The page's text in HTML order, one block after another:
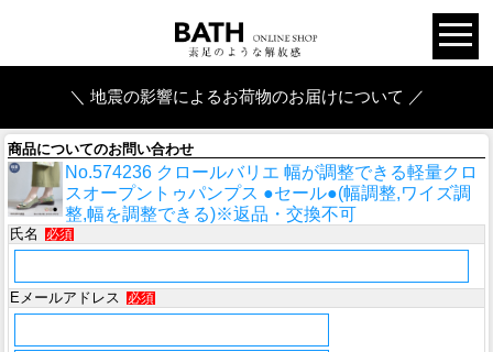
＼ 地震の影響によるお荷物のお届けについて ／
商品についてのお問い合わせ
No.574236 クロールバリエ 幅が調整できる軽量クロ
スオープントゥパンプス ●セール●(幅調整,ワイズ調
整,幅を調整できる)※返品・交換不可
氏名 必須
Eメールアドレス 必須